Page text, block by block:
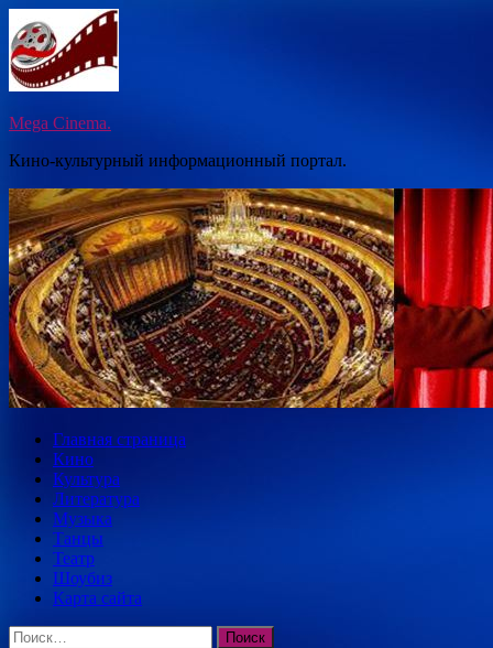
Перейти
к
содержимому
Mega Cinema.
Кино-культурный информационный портал.
Главная страница
Кино
Культура
Литература
Музыка
Танцы
Театр
Шоубиз
Карта сайта
Найти: